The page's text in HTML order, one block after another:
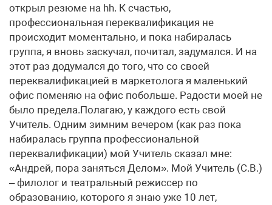
открыл резюме на hh. К счастью,
профессиональная переквалификация не
происходит моментально, и пока набиралась
группа, я вновь заскучал, почитал, задумался. И на
этот раз додумался до того, что со своей
переквалификацией в маркетолога я маленький
офис поменяю на офис побольше. Радости моей не
было предела.Полагаю, у каждого есть свой
Учитель. Одним зимним вечером (как раз пока
набиралась группа профессиональной
переквалификации) мой Учитель сказал мне:
«Андрей, пора заняться Делом». Мой Учитель (С.В.)
– филолог и театральный режиссер по
образованию, которого я знаю уже 10 лет,